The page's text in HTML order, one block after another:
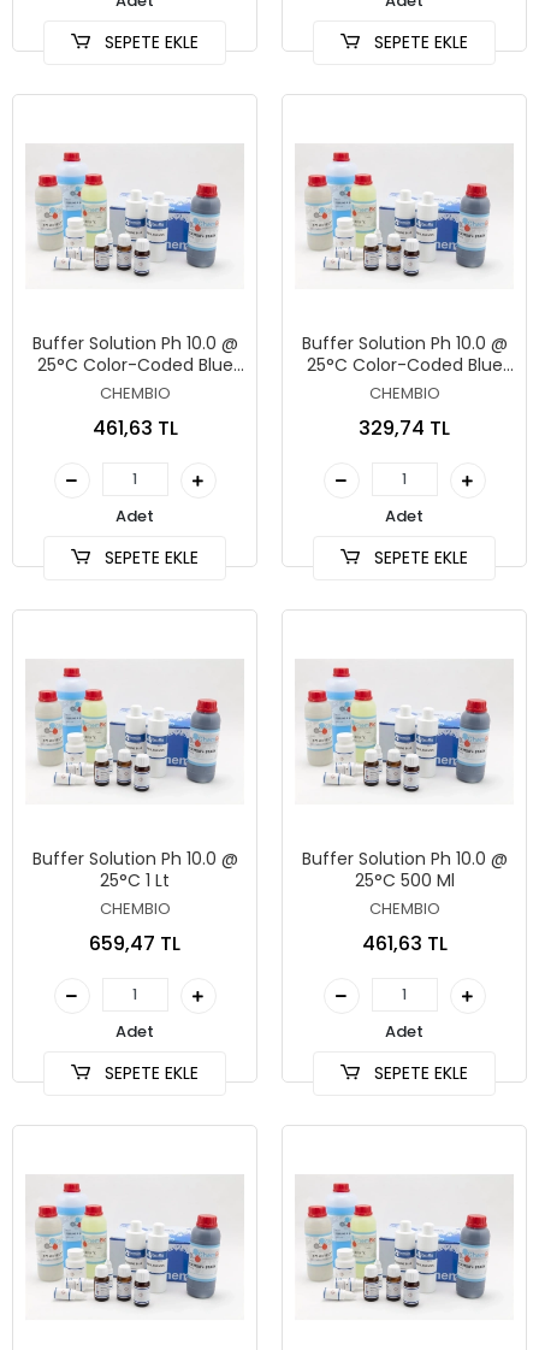
SEPETE EKLE SEPETE EKLE
Buffer Solution Ph 10.0 @
25°C Color-Coded Blue
500 Ml
CHEMBIO
461,63 TL
Adet
SEPETE EKLE
Buffer Solution Ph 10.0 @
25°C Color-Coded Blue
250 Ml
CHEMBIO
329,74 TL
Adet
SEPETE EKLE
Buffer Solution Ph 10.0 @
25°C 1 Lt
CHEMBIO
659,47 TL
Adet
SEPETE EKLE
Buffer Solution Ph 10.0 @
25°C 500 Ml
CHEMBIO
461,63 TL
Adet
SEPETE EKLE